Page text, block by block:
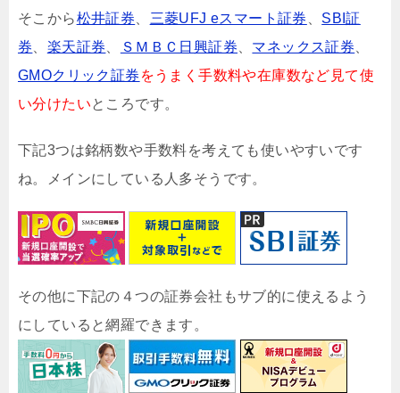
そこから松井証券 三菱UFJ eスマート証券
SBI証
券
楽天証券 ＳＭＢＣ日興証券 マネックス証券
GMOクリック証券 をうまく手数料や在庫数など見て使
い分けたいところです。
下記3つは銘柄数や手数料を考えても使いやすいです
ね。メインにしている人多そうです。
その他に下記の４つの証券会社もサブ的に使えるよう
にしていると網羅できます。